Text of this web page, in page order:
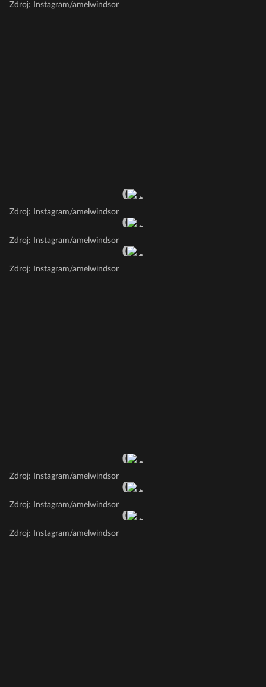
Zdroj: Instagram/amelwindsor
Zdroj: Instagram/amelwindsor
Zdroj: Instagram/amelwindsor
Zdroj: Instagram/amelwindsor
Zdroj: Instagram/amelwindsor
Zdroj: Instagram/amelwindsor
Zdroj: Instagram/amelwindsor